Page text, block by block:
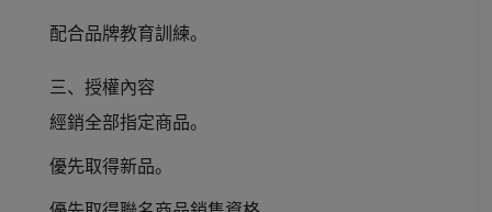
配合品牌教育訓練。
三、授權內容
經銷全部指定商品。
優先取得新品。